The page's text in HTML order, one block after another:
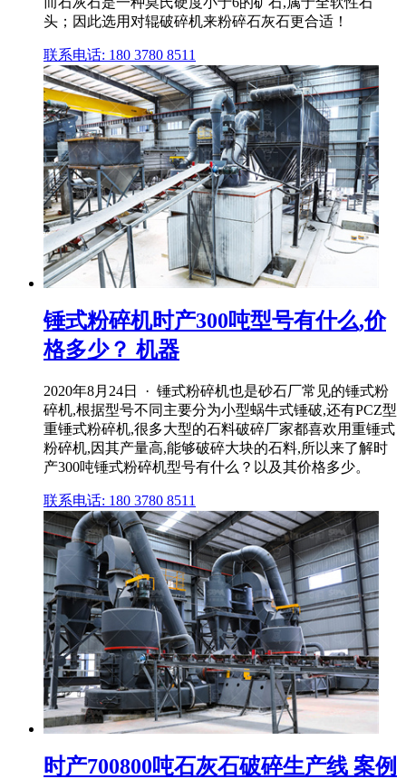
头；因此选用对辊破碎机来粉碎石灰石更合适！
联系电话: 180 3780 8511
锤式粉碎机时产300吨型号有什么,价
格多少？ 机器
2020年8月24日 · 锤式粉碎机也是砂石厂常见的锤式粉
碎机,根据型号不同主要分为小型蜗牛式锤破,还有PCZ型
重锤式粉碎机,很多大型的石料破碎厂家都喜欢用重锤式
粉碎机,因其产量高,能够破碎大块的石料,所以来了解时
产300吨锤式粉碎机型号有什么？以及其价格多少。
联系电话: 180 3780 8511
时产700800吨石灰石破碎生产线 案例